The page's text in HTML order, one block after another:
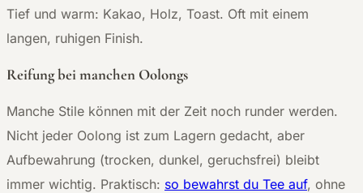
Tief und warm: Kakao, Holz, Toast. Oft mit einem
langen, ruhigen Finish.
Reifung bei manchen Oolongs
Manche Stile können mit der Zeit noch runder werden.
Nicht jeder Oolong ist zum Lagern gedacht, aber
Aufbewahrung (trocken, dunkel, geruchsfrei) bleibt
immer wichtig. Praktisch: so bewahrst du Tee auf, ohne